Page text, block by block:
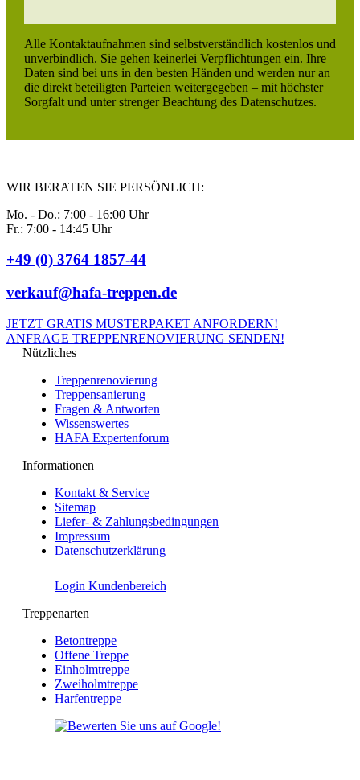
Alle Kontaktaufnahmen sind selbstverständlich kostenlos und
unverbindlich. Sie gehen keinerlei Verpflichtungen ein. Ihre
Daten sind bei uns in den besten Händen und werden nur an
die direkt beteiligten Parteien weitergegeben – mit höchster
Sorgfalt und unter strenger Beachtung des Datenschutzes.
WIR BERATEN SIE PERSÖNLICH:
Mo. - Do.: 7:00 - 16:00 Uhr
Fr.: 7:00 - 14:45 Uhr
+49 (0) 3764 1857-44
verkauf@hafa-treppen.de
JETZT GRATIS MUSTERPAKET ANFORDERN!
ANFRAGE TREPPENRENOVIERUNG SENDEN!
Nützliches
Treppenrenovierung
Treppensanierung
Fragen & Antworten
Wissenswertes
HAFA Expertenforum
Informationen
Kontakt & Service
Sitemap
Liefer- & Zahlungsbedingungen
Impressum
Datenschutzerklärung
Login Kundenbereich
Treppenarten
Betontreppe
Offene Treppe
Einholmtreppe
Zweiholmtreppe
Harfentreppe